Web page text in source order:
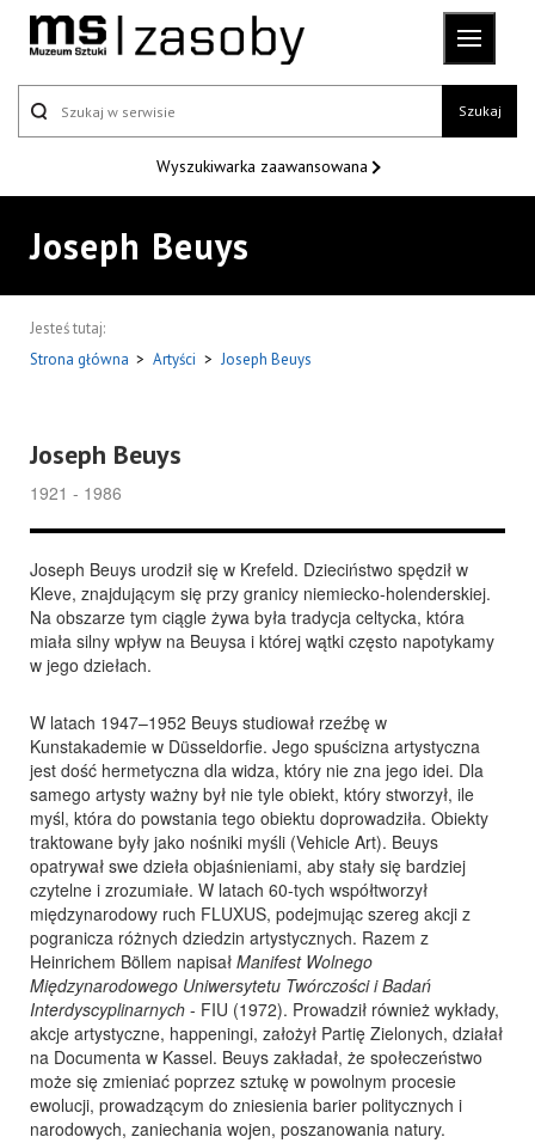
Szukaj
Wyszukiwarka zaawansowana
Joseph Beuys
Jesteś tutaj:
Strona główna > Artyści > Joseph Beuys
Joseph Beuys
1921 - 1986
Joseph Beuys urodził się w Krefeld. Dzieciństwo spędził w
Kleve, znajdującym się przy granicy niemiecko-holenderskiej.
Na obszarze tym ciągle żywa była tradycja celtycka, która
miała silny wpływ na Beuysa i której wątki często napotykamy
w jego dziełach.
W latach 1947–1952 Beuys studiował rzeźbę w
Kunstakademie w Düsseldorfie. Jego spuścizna artystyczna
jest dość hermetyczna dla widza, który nie zna jego idei. Dla
samego artysty ważny był nie tyle obiekt, który stworzył, ile
myśl, która do powstania tego obiektu doprowadziła. Obiekty
traktowane były jako nośniki myśli (Vehicle Art). Beuys
opatrywał swe dzieła objaśnieniami, aby stały się bardziej
czytelne i zrozumiałe. W latach 60-tych współtworzył
międzynarodowy ruch FLUXUS, podejmując szereg akcji z
pogranicza różnych dziedzin artystycznych. Razem z
Heinrichem Böllem napisał Manifest Wolnego
Międzynarodowego Uniwersytetu Twórczości i Badań
Interdyscyplinarnych - FIU (1972). Prowadził również wykłady,
akcje artystyczne, happeningi, założył Partię Zielonych, działał
na Documenta w Kassel. Beuys zakładał, że społeczeństwo
może się zmieniać poprzez sztukę w powolnym procesie
ewolucji, prowadzącym do zniesienia barier politycznych i
narodowych, zaniechania wojen, poszanowania natury.